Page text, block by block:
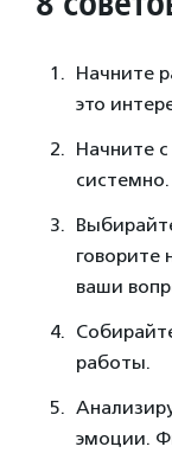
Начните
это
Начните
системно.
говорите
ваши
работы.
эмоции.